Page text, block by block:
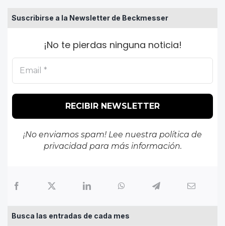
Suscribirse a la Newsletter de Beckmesser
¡No te pierdas ninguna noticia!
¡No enviamos spam! Lee nuestra política de
privacidadpara más información.
Busca las entradas de cada mes